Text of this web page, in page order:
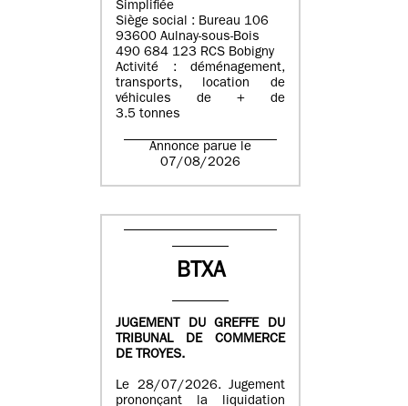
Simplifiée
Siège social : Bureau 106
93600 Aulnay-sous-Bois
490 684 123 RCS Bobigny
Activité : déménagement,
transports, location de
véhicules de + de
3.5 tonnes
Annonce parue le
07/08/2026
BTXA
JUGEMENT DU GREFFE DU
TRIBUNAL DE COMMERCE
DE TROYES.
Le 28/07/2026. Jugement
prononçant la liquidation